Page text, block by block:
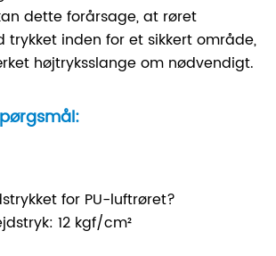
dette forårsage, at røret
trykket inden for et sikkert område,
højtryksslange om nødvendigt.
for PU-luftrøret?
12 kgf/cm²